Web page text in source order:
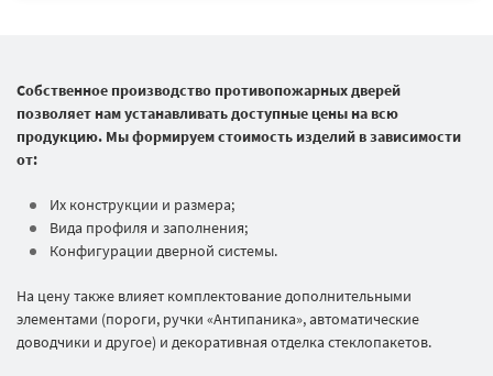
Собственное производство противопожарных дверей
позволяет нам устанавливать доступные цены на всю
продукцию. Мы формируем стоимость изделий в зависимости
от:
Их конструкции и размера;
Вида профиля и заполнения;
Конфигурации дверной системы.
На цену также влияет комплектование дополнительными
элементами (пороги, ручки «Антипаника», автоматические
доводчики и другое) и декоративная отделка стеклопакетов.